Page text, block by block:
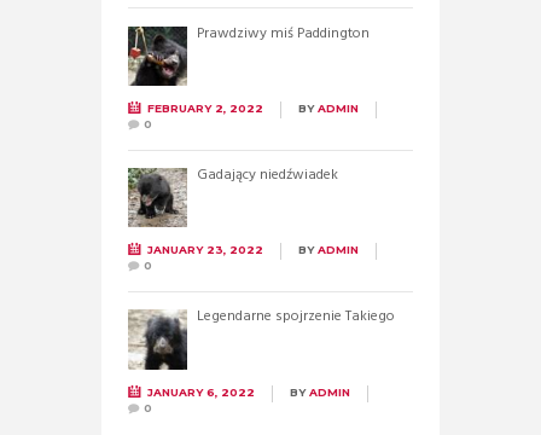
Prawdziwy miś Paddington
FEBRUARY 2, 2022 BYADMIN
0
Gadający niedźwiadek
JANUARY 23, 2022 BYADMIN
0
Legendarne spojrzenie Takiego
JANUARY 6, 2022 BYADMIN
0